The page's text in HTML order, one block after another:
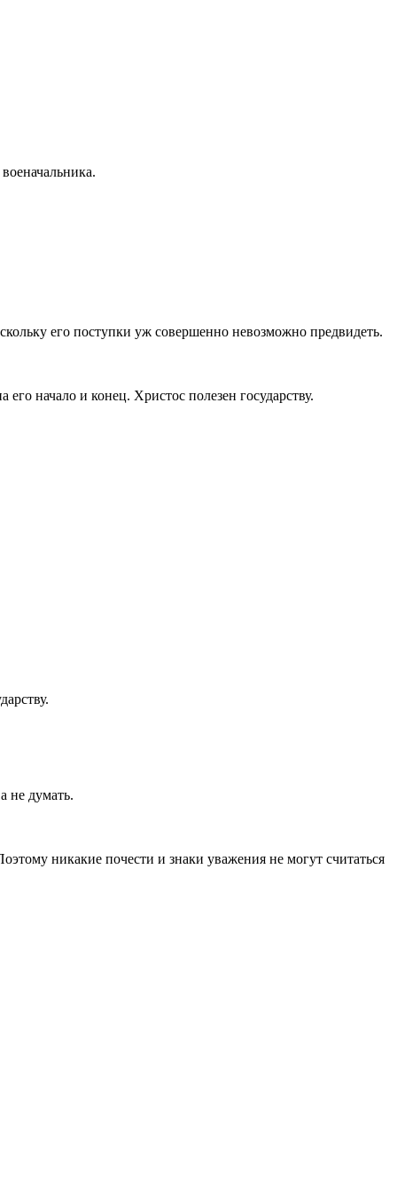
его поступки уж совершенно невозможно предвидеть.
начало и конец. Христос полезен государству.
не думать.
никакие почести и знаки уважения не могут считаться